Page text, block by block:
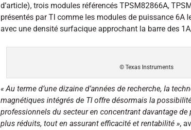
d’article), trois modules référencés TPSM82866A,
présentés par TI comme les modules de puissance 6A
avec une densité surfacique approchant la barre des
© Texas Instruments
« Au terme d’une dizaine d’années de recherche, la
magnétiques intégrés de TI offre désormais la
professionnels du secteur en concentrant davantage de
plus réduits, tout en assurant efficacité et rentabilité »,